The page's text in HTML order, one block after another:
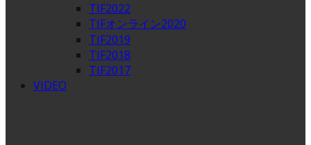
TIF2022
TIFオンライン2020
TIF2019
TIF2018
TIF2017
VIDEO